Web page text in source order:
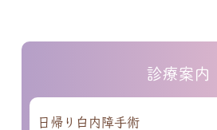
診療案内
日帰り白内障手術